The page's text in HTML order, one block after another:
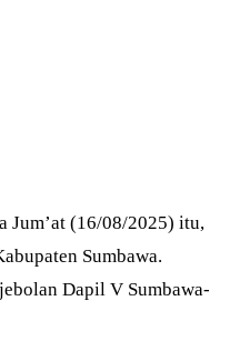
Jum’at (16/08/2025) itu,
Sumbawa.
Dapil V Sumbawa-